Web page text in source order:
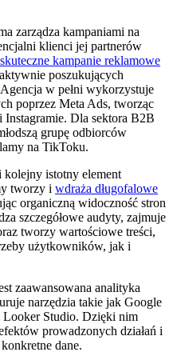
zarządza kampaniami na
klienci jej partnerów
kampanie reklamowe
poszukujących
w pełni wykorzystuje
poprzez Meta Ads, tworząc
Instagramie. Dla sektora B2B
grupę odbiorców
na TikToku.
istotny element
tworzy i wdraża długofalowe
organiczną widoczność stron
szczegółowe audyty, zajmuje
tworzy wartościowe treści,
użytkowników, jak i
zaawansowana analityka
narzędzia takie jak Google
Looker Studio. Dzięki nim
prowadzonych działań i
dane.